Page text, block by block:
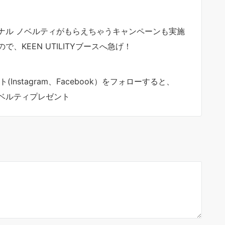
ノベルティがもらえちゃうキャンペーンも実施
、KEEN UTILITYブースへ急げ！
(Instagram、Facebook）をフォローすると、
ティプレゼント